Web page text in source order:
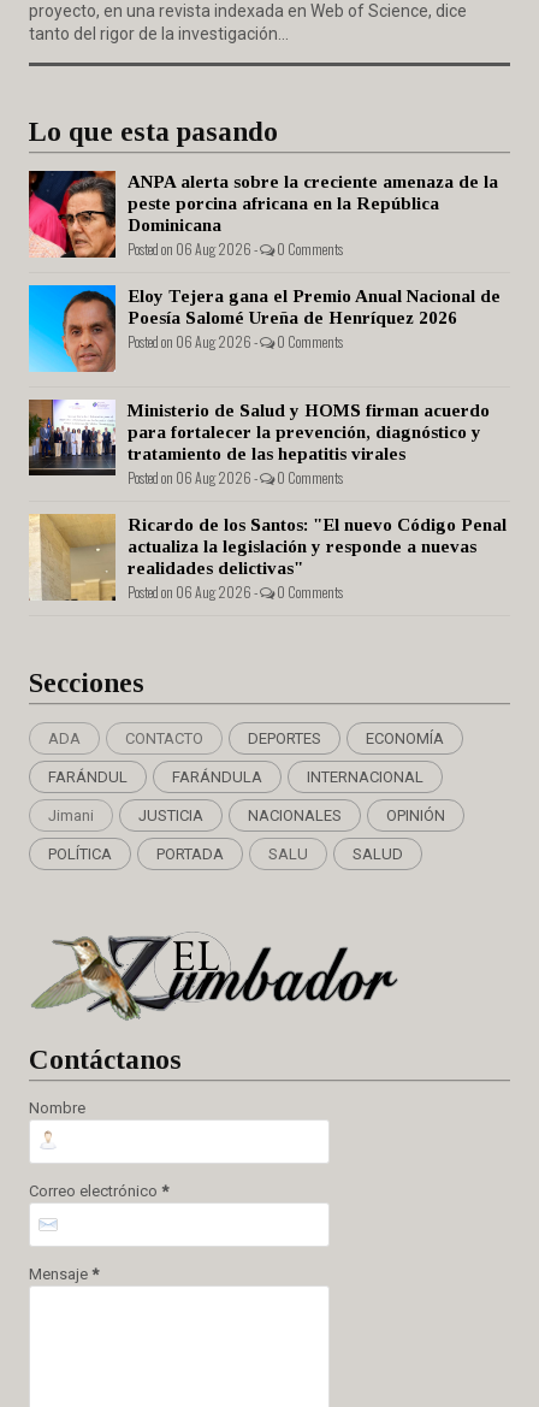
proyecto, en una revista indexada en Web of Science, dice
tanto del rigor de la investigación...
Lo que esta pasando
ANPA alerta sobre la creciente amenaza de la
peste porcina africana en la República
Dominicana
Posted on 06 Aug 2026 - 0 Comments
Eloy Tejera gana el Premio Anual Nacional de
Poesía Salomé Ureña de Henríquez 2026
Posted on 06 Aug 2026 - 0 Comments
Ministerio de Salud y HOMS firman acuerdo
para fortalecer la prevención, diagnóstico y
tratamiento de las hepatitis virales
Posted on 06 Aug 2026 - 0 Comments
Ricardo de los Santos: "El nuevo Código Penal
actualiza la legislación y responde a nuevas
realidades delictivas"
Posted on 06 Aug 2026 - 0 Comments
Secciones
ADA CONTACTO DEPORTES ECONOMÍA
FARÁNDUL FARÁNDULA INTERNACIONAL
Jimani JUSTICIA NACIONALES OPINIÓN
POLÍTICA PORTADA SALU SALUD
Contáctanos
Nombre
Correo electrónico *
Mensaje *